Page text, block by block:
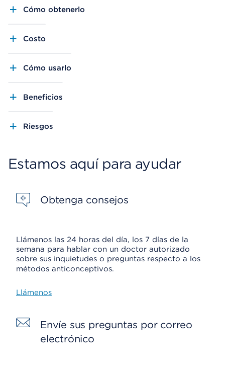
Cómo obtenerlo
Costo
Cómo usarlo
Beneficios
Riesgos
Estamos aquí para ayudar
Obtenga consejos
Llámenos las 24 horas del día, los 7 días de la
semana para hablar con un doctor autorizado
sobre sus inquietudes o preguntas respecto a los
métodos anticonceptivos.
Llámenos
Envíe sus preguntas por correo
electrónico